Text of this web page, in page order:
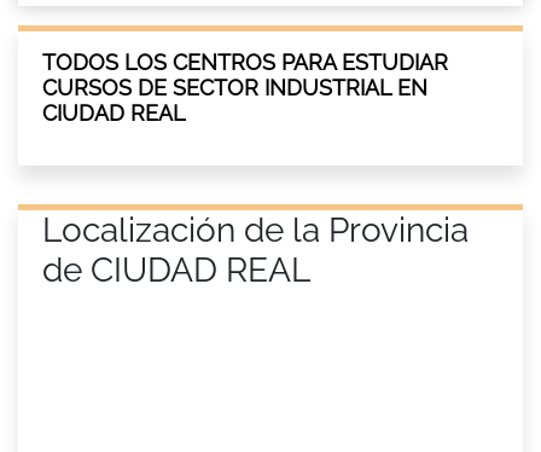
TODOS LOS CENTROS PARA ESTUDIAR
CURSOS DE SECTOR INDUSTRIAL EN
CIUDAD REAL
Localización de la Provincia
de CIUDAD REAL